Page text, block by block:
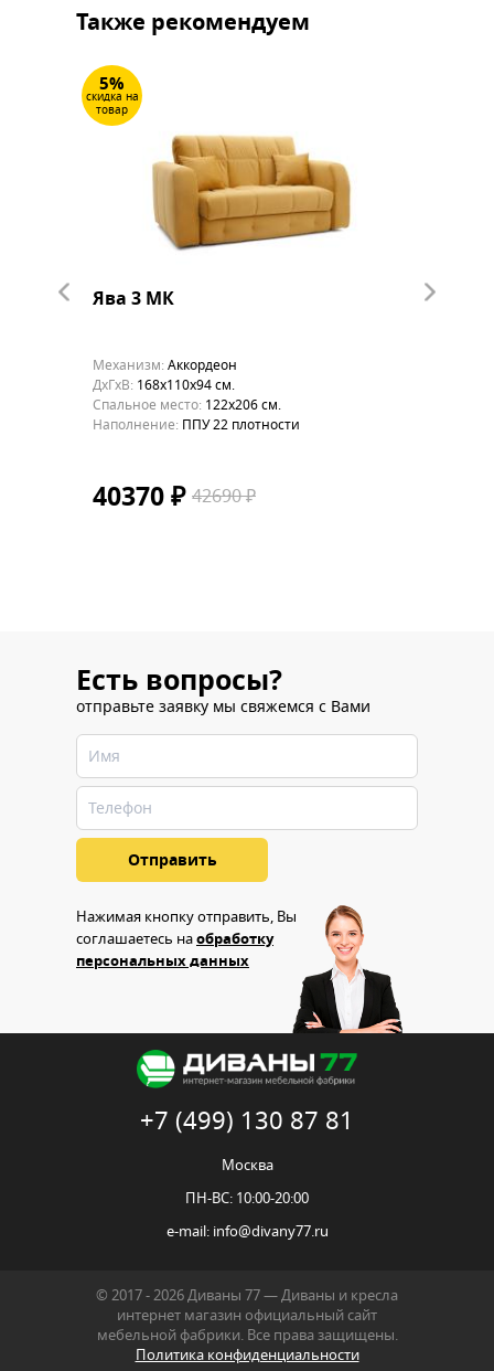
Также рекомендуем
5%
скидка на
товар
Ява 3 МК
Механизм: Аккордеон
ДхГхВ: 168х110x94 см.
Cпальное место: 122x206 см.
Наполнение: ППУ 22 плотности
40370 ₽ 42690 ₽
Ява 4
Есть вопросы?
отправьте заявку мы свяжемся с Вами
Нажимая кнопку отправить, Вы
соглашаетесь наобработку
персональных данных
+7 (499) 130 87 81
Москва
ПН-ВС: 10:00-20:00
e-mail: info@divany77.ru
© 2017 - 2026 Диваны 77 — Диваны и кресла
интернет магазин официальный сайт
мебельной фабрики. Все права защищены.
Политика конфиденциальности